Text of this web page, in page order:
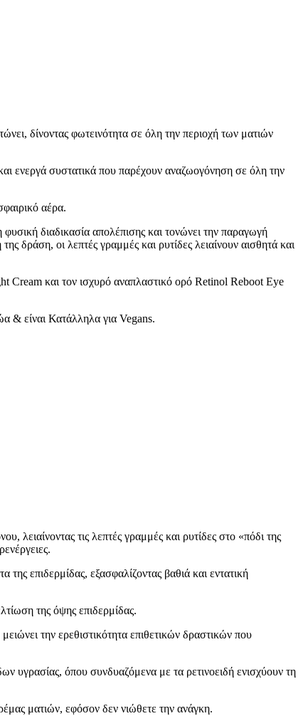
δίνοντας φωτεινότητα σε όλη την περιοχή των ματιών
ενεργά συστατικά που παρέχουν αναζωογόνηση σε όλη την
αέρα.
διαδικασία απολέπισης και τονώνει την παραγωγή
δράση, οι λεπτές γραμμές και ρυτίδες λειαίνουν αισθητά και
και τον ισχυρό αναπλαστικό ορό Retinol Reboot Eye
& είναι Κατάλληλα για Vegans.
τις λεπτές γραμμές και ρυτίδες στο «πόδι της
επιδερμίδας, εξασφαλίζοντας βαθιά και εντατική
της όψης επιδερμίδας.
την ερεθιστικότητα επιθετικών δραστικών που
υγρασίας, όπου συνδυαζόμενα με τα ρετινοειδή ενισχύουν τη
ματιών, εφόσον δεν νιώθετε την ανάγκη.